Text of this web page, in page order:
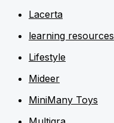
Lacerta
learning resources
Lifestyle
Mideer
MiniMany Toys